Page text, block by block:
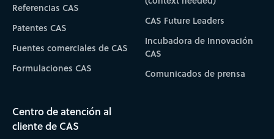
Referencias CAS
Patentes CAS
Fuentes comerciales de CAS
Formulaciones CAS
CAS Future Leaders
Incubadora de Innovación
CAS
Comunicados de prensa
Centro de atención al
cliente de CAS